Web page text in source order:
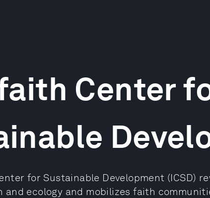
Center
for Sustainable Development (ICSD)
and ecology and mobilizes faith